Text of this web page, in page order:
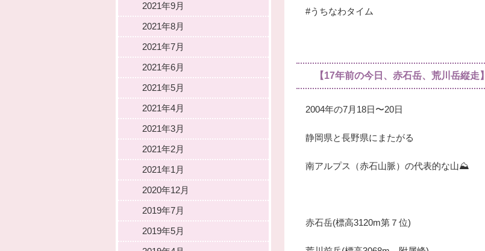
#うちなわタイム
【17年前の今日、赤石岳、荒川岳縦走】
2004年の7月18日〜20日
静岡県と長野県にまたがる
南アルプス（赤石山脈）の代表的な山⛰
赤石岳(標高3120m第７位)
2021年9月
2021年8月
2021年7月
2021年6月
2021年5月
2021年4月
2021年3月
2021年2月
2021年1月
2020年12月
2019年7月
2019年5月